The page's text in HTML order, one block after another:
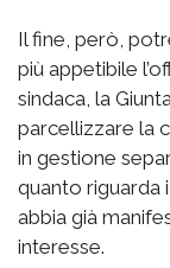
Il fine, però,
più appetibile
sindaca, la
parcellizzare la
in gestione
quanto riguarda
abbia già
interesse.